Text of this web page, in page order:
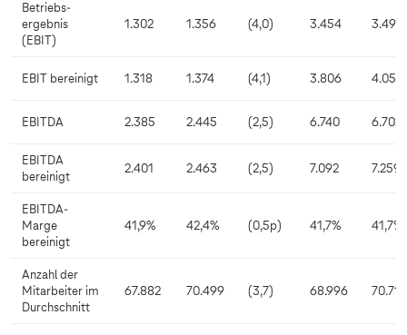
Betriebs-
ergebnis
(EBIT)
1.302 1.356 (4,0) 3.454 3.494
EBIT bereinigt 1.318 1.374 (4,1) 3.806 4.051
EBITDA 2.385 2.445 (2,5) 6.740 6.702
EBITDA
bereinigt
2.401 2.463 (2,5) 7.092 7.259
EBITDA-
Marge
bereinigt
41,9% 42,4% (0,5p) 41,7% 41,7%
Anzahl der
Mitarbeiter im
Durchschnitt
67.882 70.499 (3,7) 68.996 70.714